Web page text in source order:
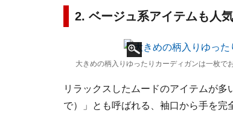
2. ベージュ系アイテムも人
大きめの柄入りゆったりカーディガンは一枚
リラックスしたムードのアイテムが
で）」とも呼ばれる、袖口から手を完